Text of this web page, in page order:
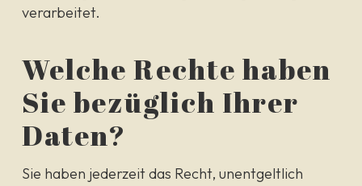
verarbeitet.
Welche Rechte haben
Sie bezüglich Ihrer
Daten?
Sie haben jederzeit das Recht, unentgeltlich